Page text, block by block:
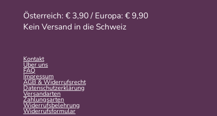
Österreich: € 3,90 / Europa: € 9,90
Kein Versand in die Schweiz
Kontakt
Über uns
FAQ
Impressum
AGB & Widerrufsrecht
Datenschutzerklärung
Versandarten
Zahlungsarten
Widerrufsbelehrung
Widerrufs­formular